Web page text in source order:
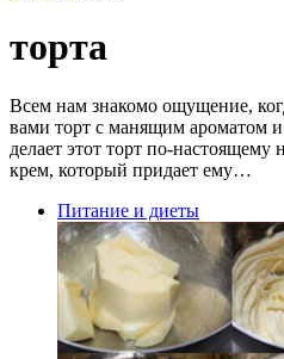
торта
Всем нам знакомо ощущение,
вами торт с манящим ароматом
делает этот торт по-
крем, который придает ему…
Питание и диеты